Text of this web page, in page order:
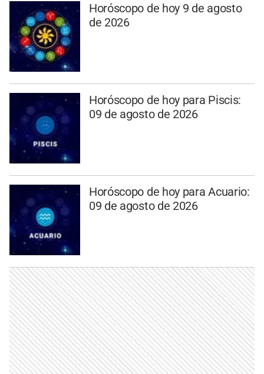
Horóscopo de hoy 9 de agosto
de 2026
Horóscopo de hoy para Piscis:
09 de agosto de 2026
Horóscopo de hoy para Acuario:
09 de agosto de 2026